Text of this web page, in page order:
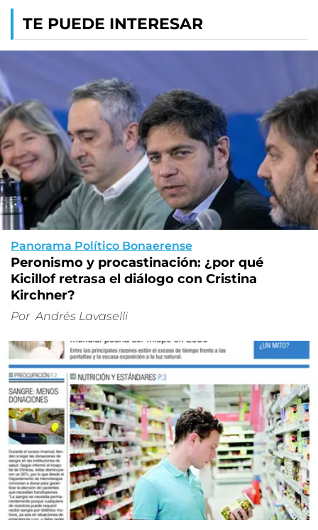
TE PUEDE INTERESAR
Panorama Político Bonaerense
Peronismo y procastinación: ¿por qué
Kicillof retrasa el diálogo con Cristina
Kirchner?
Por Andrés Lavaselli